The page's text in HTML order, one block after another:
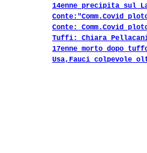
14enne precipita sul
Conte:"Comm.Covid
Conte: Comm.Covid
Tuffi: Chiara
17enne morto dopo
Usa,Fauci colpevole